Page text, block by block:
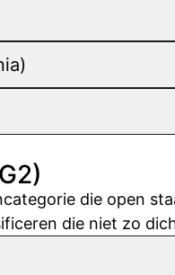
die open
die niet zo